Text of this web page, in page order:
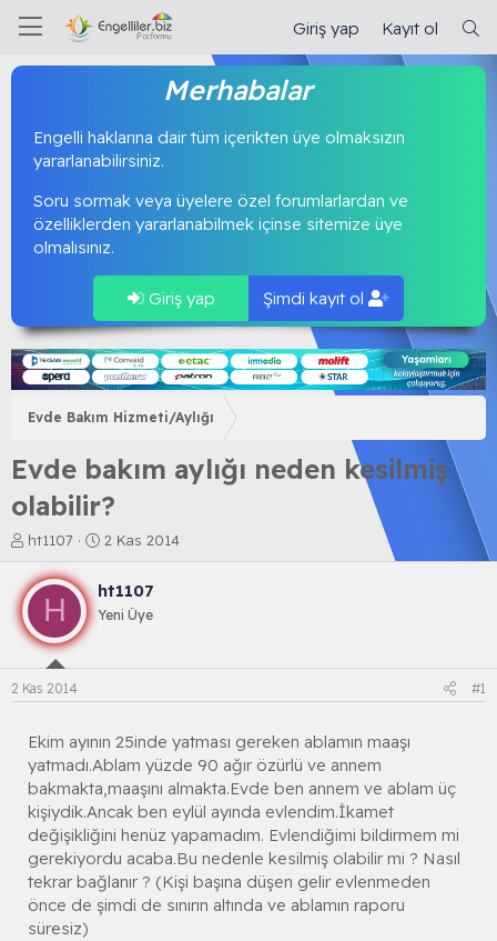
Giriş yap Kayıt ol
Merhabalar
Engelli haklarına dair tüm içerikten üye olmaksızın
yararlanabilirsiniz.
Soru sormak veya üyelere özel forumlarlardan ve
özelliklerden yararlanabilmek içinse sitemize üye
olmalısınız.
Giriş yap Şimdi kayıt ol
Evde Bakım Hizmeti/Aylığı
Evde bakım aylığı neden kesilmiş
olabilir?
K
o
n
b
u
y
a
a
t
a
n
ht1107
B
a
l
a
ç
a
r
h
i
2 Kas 2014
H
ht1107
Yeni Üye
2 Kas 2014 #1
Ekim ayının 25inde yatması gereken ablamın maaşı
yatmadı.Ablam yüzde 90 ağır özürlü ve annem
bakmakta,maaşını almakta.Evde ben annem ve ablam üç
kişiydik.Ancak ben eylül ayında evlendim.İkamet
değişikliğini henüz yapamadım. Evlendiğimi bildirmem mi
gerekiyordu acaba.Bu nedenle kesilmiş olabilir mi ? Nasıl
tekrar bağlanır ? (Kişi başına düşen gelir evlenmeden
önce de şimdi de sınırın altında ve ablamın raporu
süresiz)